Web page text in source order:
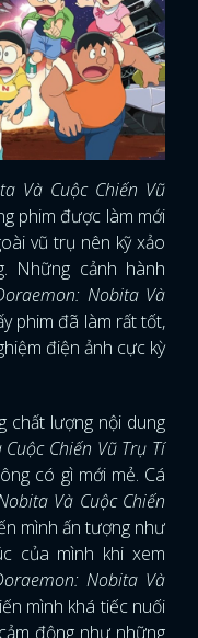
Và Cuộc Chiến Vũ
phim được làm mới
vũ trụ nên kỹ xảo
Những cảnh hành
Nobita Và
phim đã làm rất tốt,
điện ảnh cực kỳ
chất lượng nội dung
Chiến Vũ Trụ Tí
có gì mới mẻ. Cá
Và Cuộc Chiến
mình ấn tượng như
của mình khi xem
Nobita Và
mình khá tiếc nuối
động như những